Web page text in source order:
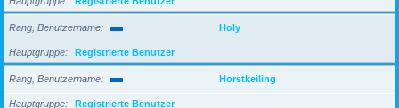
Rang, Benutzername Holy
Hauptgruppe Registrierte Benutzer
Rang, Benutzername Horstkeiling
Hauptgruppe Registrierte Benutzer